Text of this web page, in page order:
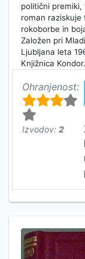
politični
roman raziskuje
rokoborbe in
Založen pri
Ljubljana leta
Knjižnica
Ohranjenost:
Izvodov: 2